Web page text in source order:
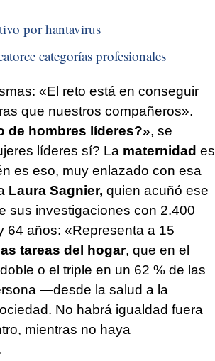
por hantavirus
categorías profesionales
«El reto está en conseguir
que nuestros compañeros».
de hombres líderes?», se
líderes sí? La maternidad es
es eso, muy enlazado con esa
Laura Sagnier, quien acuñó ese
sus investigaciones con 2.400
64 años: «Representa a 15
tareas del hogar, que en el
o el triple en un 62 % de las
—desde la salud a la
No habrá igualdad fuera
mientras no haya